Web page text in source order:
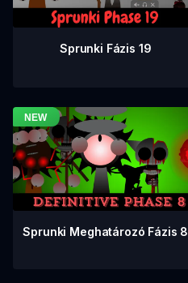
Sprunki Fázis 19
Sprunki Meghatározó Fázis 8